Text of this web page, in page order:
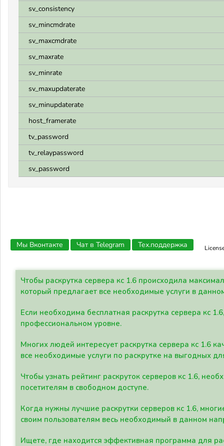
sv_consistency
sv_mincmdrate
sv_maxcmdrate
sv_maxrate
sv_minrate
sv_maxupdaterate
sv_minupdaterate
host_framerate
tv_password
tv_relaypassword
sv_password
Мы Вконтакте Чат в Telegram Тех.поддержка
Чтобы раскрутка сервера кс 1.6 происходила
который предлагает все необходимые услуги в
Если необходима бесплатная раскрутка сервера кс
профессиональном уровне.
Многих людей интересует раскрутка сервера кс 1.6
все необходимые услуги по раскрутке на выгодных
Чтобы узнать рейтинг раскруток серверов кс 1.6,
посетителям в свободном доступе.
Когда нужны лучшие раскрутки серверов кс 1.6,
своим пользователям весь необходимый в данном
Ищете, где находится эффективная программа для